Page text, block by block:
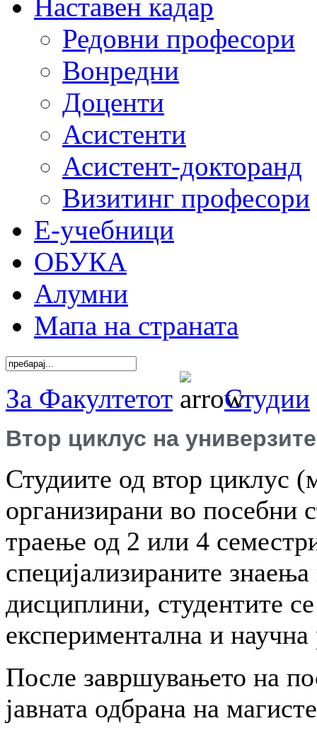
Наставен кадар
Редовни професори
Вонредни
Доценти
Асистенти
Асистент-докторанд
Визитинг професори
Е-учебници
ОБУКА
Алумни
Мапа на страната
За Факултетот Студии
Втор циклус на
Студиите од втор циклус
организирани во посебни
траење од 2 или 4
специјализираните
дисциплини, студентите
експериментална и научна
После завршувањето на
јавната одбрана на